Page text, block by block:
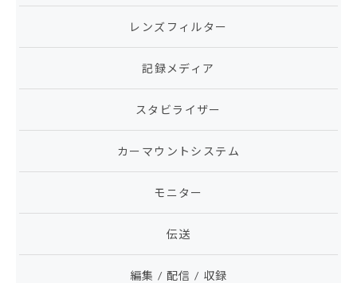
レンズフィルター
記録メディア
スタビライザー
カーマウントシステム
モニター
伝送
編集 / 配信 / 収録